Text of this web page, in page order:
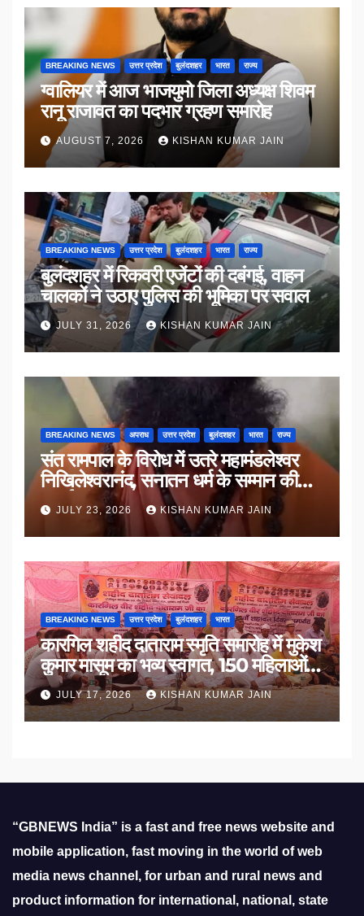
BREAKING NEWS उत्तर प्रदेश बुलंदशहर भारत राज्य
ग्वालियर में आज भाजयुमो जिला अध्यक्ष शिवम
रानू राजावत का पदभार ग्रहण समारोह
AUGUST 7, 2026 KISHAN KUMAR JAIN
BREAKING NEWS उत्तर प्रदेश बुलंदशहर भारत राज्य
बुलंदशहर में रिकवरी एजेंटों की दबंगई, वाहन
चालकों ने उठाए पुलिस की भूमिका पर सवाल
JULY 31, 2026 KISHAN KUMAR JAIN
BREAKING NEWS अपराध उत्तर प्रदेश बुलंदशहर भारत राज्य
संत रामपाल के विरोध में उतरे महामंडलेश्वर
निखिलेश्वरानंद, सनातन धर्म के सम्मान की
उठाई मांग
JULY 23, 2026 KISHAN KUMAR JAIN
BREAKING NEWS उत्तर प्रदेश बुलंदशहर भारत
कारगिल शहीद दाताराम स्मृति समारोह में मुकेश
कुमार मासूम का भव्य स्वागत, 150 महिलाओं
का सम्मान
JULY 17, 2026 KISHAN KUMAR JAIN
“GBNEWS India” is a fast and free news website and
mobile application, fast moving in the world of web
media news channel, for urban and rural news and
product information for international, national, state